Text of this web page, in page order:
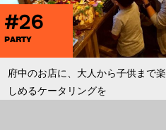
#26
PARTY
府中のお店に、大人から子供まで楽
しめるケータリングを